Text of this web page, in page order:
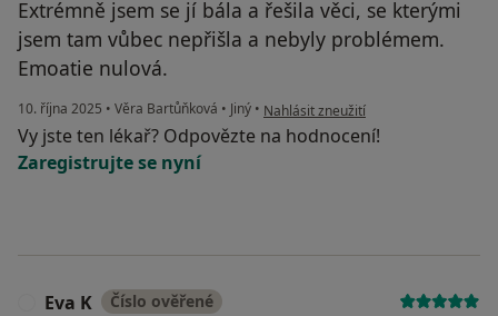
Extrémně jsem se jí bála a řešila věci, se kterými
jsem tam vůbec nepřišla a nebyly problémem.
Emoatie nulová.
10. října 2025 • Věra Bartůňková • Jiný • podle názoru uživatele Helča
Nahlásit zneužití
Vy jste ten lékař? Odpovězte na hodnocení!
Zaregistrujte se nyní
Eva K Číslo ověřené